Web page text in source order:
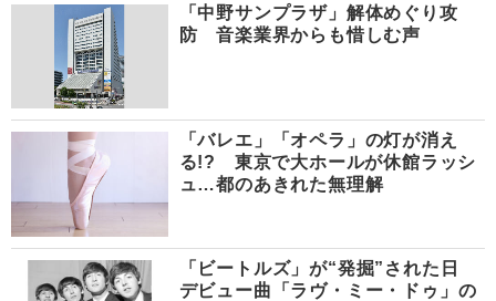
「中野サンプラザ」解体めぐり攻
防 音楽業界からも惜しむ声
「バレエ」「オペラ」の灯が消え
る!? 東京で大ホールが休館ラッシ
ュ…都のあきれた無理解
「ビートルズ」が“発掘”された日
デビュー曲「ラヴ・ミー・ドゥ」の